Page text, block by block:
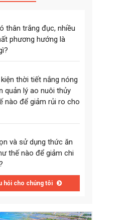
thân trắng đục, nhiều
phương hướng là
thời tiết nắng nóng
quản lý ao nuôi thủy
nào để giảm rủi ro cho
và sử dụng thức ăn
thế nào để giảm chi
hỏi cho chúng tôi